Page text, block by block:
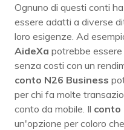
Ognuno di questi conti
essere adatti a diverse
loro esigenze. Ad
AideXa potrebbe
senza costi con un
conto N26 Business
per chi fa molte
conto da mobile. Il conto
un'opzione per coloro